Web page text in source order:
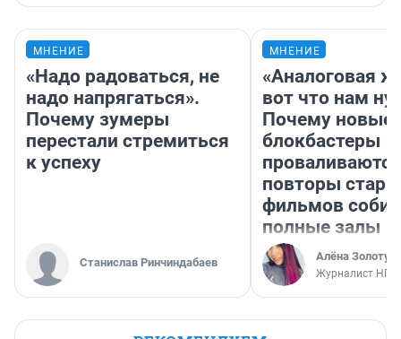
МНЕНИЕ
«Надо радоваться, не
надо напрягаться».
Почему зумеры
перестали стремиться
к успеху
Станислав Ринчиндабаев
МНЕНИЕ
«Аналоговая
вот что нам
Почему новые
блокбастеры
повторы
фильмов
полные залы
Алёна
Журналист НГС